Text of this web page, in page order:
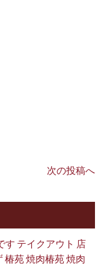
次の投稿へ
す テイクアウト 店
椿苑 焼肉椿苑 焼肉